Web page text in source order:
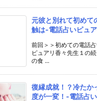
元彼と別れて初めて
触は-電話占いピュ
前回＞＞初めての電話
ピュアリ香々先生１の
の食 ...
復縁成就！？冷たか
度が一変！-電話占